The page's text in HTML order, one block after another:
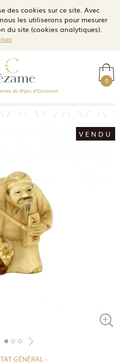
des cookies sur ce site. Avec
les utiliserons pour mesurer
du site (cookies analytiques).
0
du Bijou d'Occasion
VENDU
GÉNÉRAL -